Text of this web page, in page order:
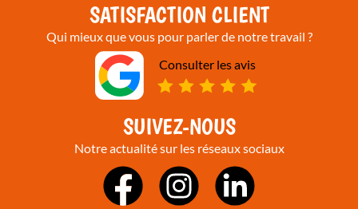
SATISFACTION CLIENT
Qui mieux que vous pour parler de notre travail ?
Consulter les avis
SUIVEZ-NOUS
Notre actualité sur les réseaux sociaux